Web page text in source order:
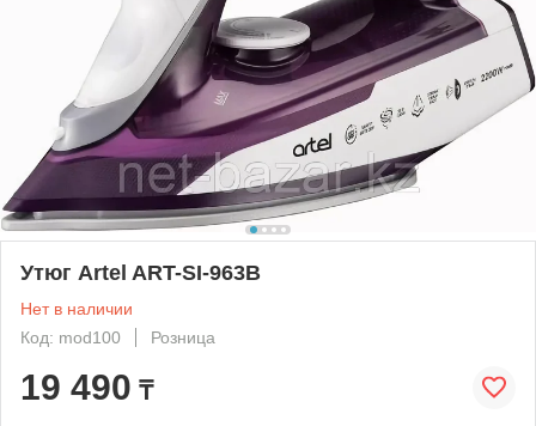
Утюг Artel ART-SI-963B
Нет в наличии
Код: mod100
Розница
19 490 ₸